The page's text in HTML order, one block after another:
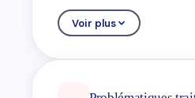
Je suis passionnée par le
la chance d’avoir fait de
en place des changements
Voir plus